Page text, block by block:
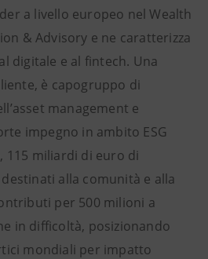
a livello europeo nel Wealth
& Advisory e ne caratterizza
digitale e al fintech. Una
è capogruppo di
management e
impegno in ambito ESG
115 miliardi di euro di
alla comunità e alla
per 500 milioni a
in difficoltà, posizionando
mondiali per impatto